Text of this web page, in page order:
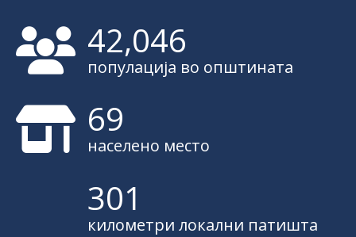
42,902
популација во општината
71
населено место
307
километри локални патишта